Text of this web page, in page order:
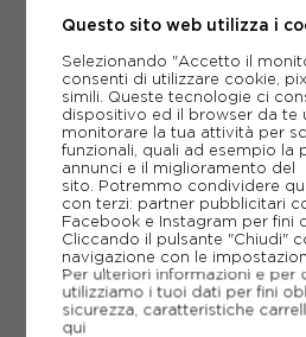
S M L XL
-30%
Questo sito web utilizza i
Selezionando "Accetto il
consenti di utilizzare cookie,
simili. Queste tecnologie ci
dispositivo ed il browser da te
monitorare la tua attività per
funzionali, quali ad esempio la
annunci e il miglioramento del
sito. Potremmo condividere
con terzi: partner pubblicitari
Facebook e Instagram per fini
Cliccando il pulsante "Chiudi"
navigazione con le
Per ulteriori informazioni e per
utilizziamo i tuoi dati per fini
sicurezza, caratteristiche
qui